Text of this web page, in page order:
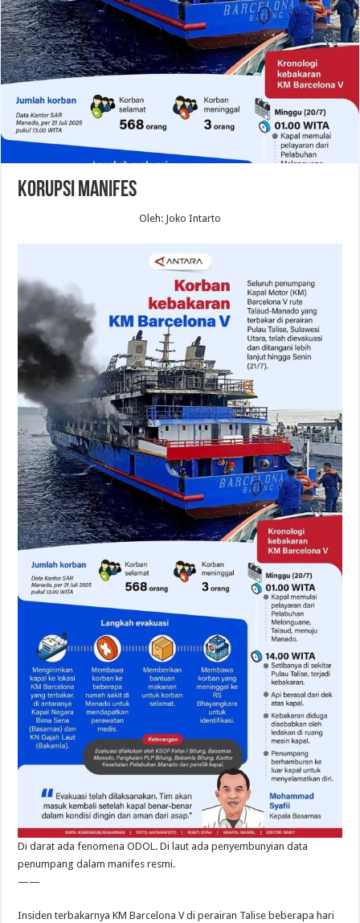
Korupsi Manifes
Oleh: Joko Intarto
Di darat ada fenomena ODOL. Di laut ada penyembunyian data
penumpang dalam manifes resmi.
——
Insiden terbakarnya KM Barcelona V di perairan Talise beberapa hari